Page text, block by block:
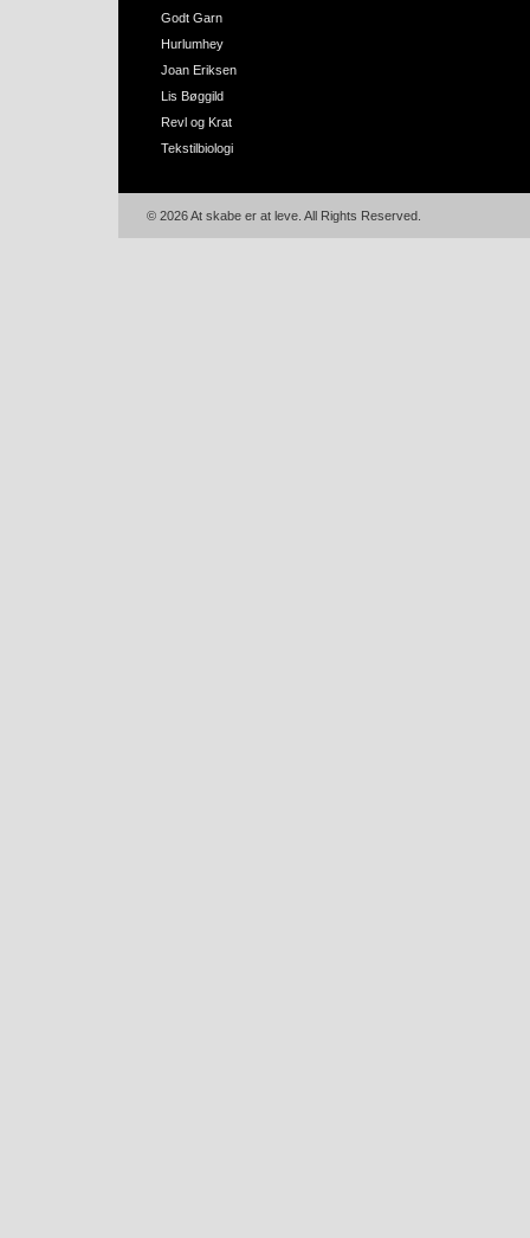
Godt Garn
Hurlumhey
Joan Eriksen
Lis Bøggild
Revl og Krat
Tekstilbiologi
© 2026 At skabe er at leve. All Rights Reserved.